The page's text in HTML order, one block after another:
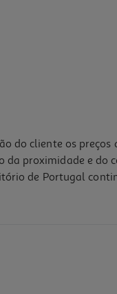
do cliente os preços
da proximidade e do
de Portugal